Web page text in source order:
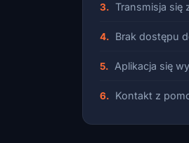
Transmisja się
Brak dostępu
Aplikacja się
Kontakt z